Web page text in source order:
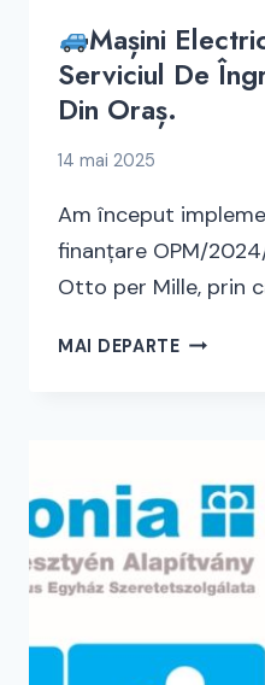
Mașini
Serviciul De
Din Oraș.
14 mai 2025
Am început
finanțare OPM/
Otto per Mille, prin
MAI DEPARTE
DE
ÎNGRIJIRE
LA
DIN